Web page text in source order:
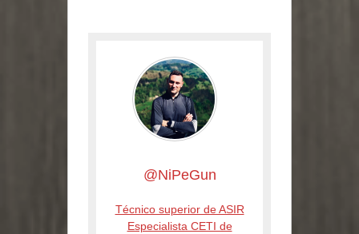
@NiPeGun
Técnico superior de ASIR
Especialista CETI de